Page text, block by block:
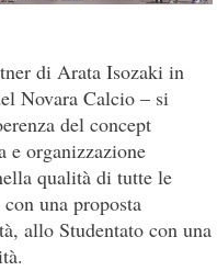
di Arata Isozaki in
Novara Calcio – si
del concept
e organizzazione
qualità di tutte le
una proposta
allo Studentato con una